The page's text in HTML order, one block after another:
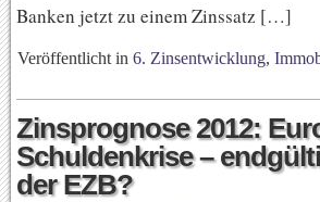
Banken jetzt zu einem Zinssatz […]
Veröffentlicht in 6. Zinsentwicklung,
Zinsprognose 2012:
Schuldenkrise –
der EZB?